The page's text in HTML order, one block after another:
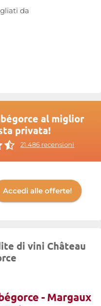
da
al miglior
privata!
21.486 recensioni
Accedi alle offerte!
di vini Château
- Margaux